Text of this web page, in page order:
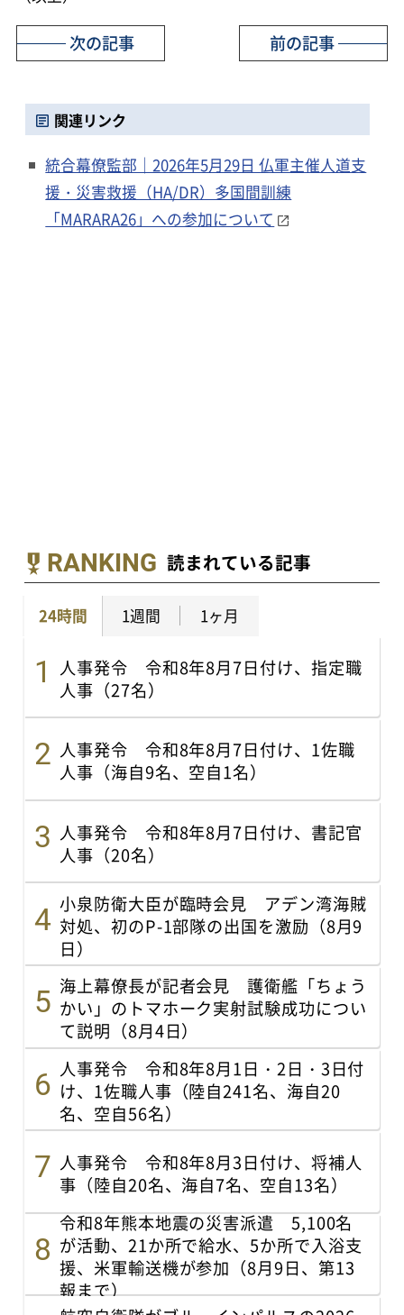
前の記事
次の記事
関連リンク
統合幕僚監部｜2026年5月29日 仏軍主催人道支
援・災害救援（HA/DR）多国間訓練
「MARARA26」への参加について
RANKING 読まれている記事
24時間 1週間 1ヶ月
人事発令 令和8年8月7日付け、指定職
人事（27名）
人事発令 令和8年8月7日付け、1佐職
人事（海自9名、空自1名）
人事発令 令和8年8月7日付け、書記官
人事（20名）
小泉防衛大臣が臨時会見 アデン湾海賊
対処、初のP-1部隊の出国を激励（8月9
日）
海上幕僚長が記者会見 護衛艦「ちょう
かい」のトマホーク実射試験成功につい
て説明（8月4日）
人事発令 令和8年8月1日・2日・3日付
け、1佐職人事（陸自241名、海自20
名、空自56名）
人事発令 令和8年8月3日付け、将補人
事（陸自20名、海自7名、空自13名）
令和8年熊本地震の災害派遣 5,100名
が活動、21か所で給水、5か所で入浴支
援、米軍輸送機が参加（8月9日、第13
報まで）